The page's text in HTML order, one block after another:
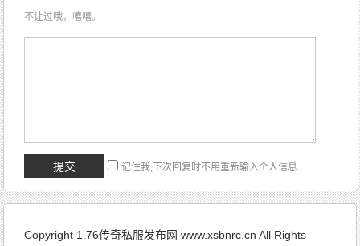
不让过哦，嘻嘻。
记住我,下次回复时不用重新输入个人信息
Copyright 1.76传奇私服发布网 www.xsbnrc.cn All Rights